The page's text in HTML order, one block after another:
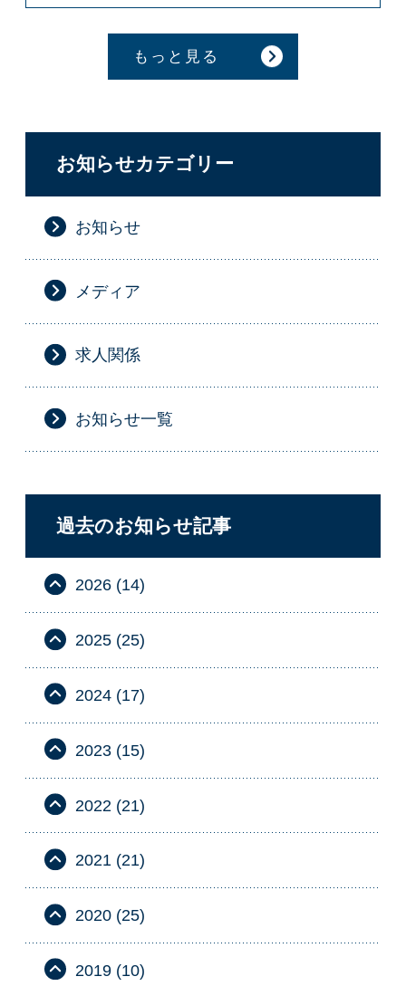
もっと見る
お知らせカテゴリー
お知らせ
メディア
求人関係
お知らせ一覧
過去のお知らせ記事
2026 (14)
2025 (25)
2024 (17)
2023 (15)
2022 (21)
2021 (21)
2020 (25)
2019 (10)